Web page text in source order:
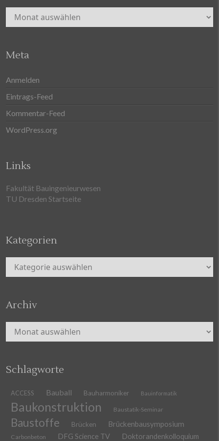
Archiv
Meta
Anmelden
Eintrags-Feed
Kommentar-Feed
WordPress.org
Links
Fakultät Bauingenieurwesen
TU Dresden Startseite
Kategorien
Kategorien
Archiv
Archiv
Schlagworte
ACCESS Bauball Bauharmoniker Bauinformatik
Baukonstruktion Baustatik-Seminar
Baustoffe Brücken Brückenbausymposium
Carbonbeton DFG Science TV Doktorandenkolloquium